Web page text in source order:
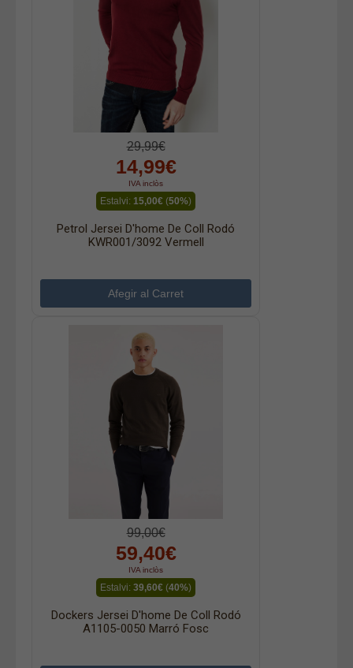
29,99€
14,99€
IVA inclòs
Estalvi: 15,00€ (50%)
Petrol Jersei D'home De Coll Rodó
KWR001/3092 Vermell
99,00€
59,40€
IVA inclòs
Estalvi: 39,60€ (40%)
Dockers Jersei D'home De Coll Rodó
A1105-0050 Marró Fosc